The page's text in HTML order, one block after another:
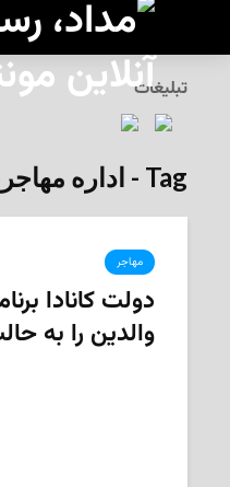
تبلیغات
Tag - اداره مهاجرت کانادا
مهاجر
دولت کانادا
والدین را به